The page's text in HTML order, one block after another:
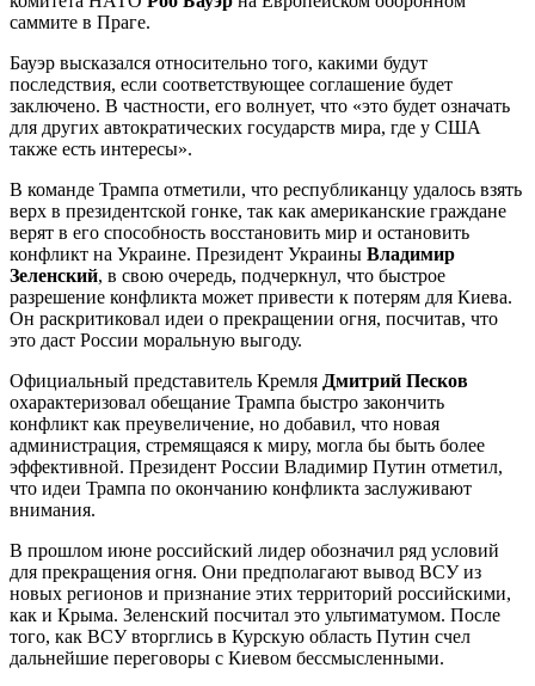
саммите в Праге.
Бауэр высказался относительно того, какими будут
последствия, если соответствующее соглашение будет
заключено. В частности, его волнует, что «это будет означать
для других автократических государств мира, где у США
также есть интересы».
В команде Трампа отметили, что республиканцу удалось взять
верх в президентской гонке, так как американские граждане
верят в его способность восстановить мир и остановить
конфликт на Украине. Президент Украины Владимир
Зеленский, в свою очередь, подчеркнул, что быстрое
разрешение конфликта может привести к потерям для Киева.
Он раскритиковал идеи о прекращении огня, посчитав, что
это даст России моральную выгоду.
Официальный представитель Кремля Дмитрий Песков
охарактеризовал обещание Трампа быстро закончить
конфликт как преувеличение, но добавил, что новая
администрация, стремящаяся к миру, могла бы быть более
эффективной. Президент России Владимир Путин отметил,
что идеи Трампа по окончанию конфликта заслуживают
внимания.
В прошлом июне российский лидер обозначил ряд условий
для прекращения огня. Они предполагают вывод ВСУ из
новых регионов и признание этих территорий российскими,
как и Крыма. Зеленский посчитал это ультиматумом. После
того, как ВСУ вторглись в Курскую область Путин счел
дальнейшие переговоры с Киевом бессмысленными.